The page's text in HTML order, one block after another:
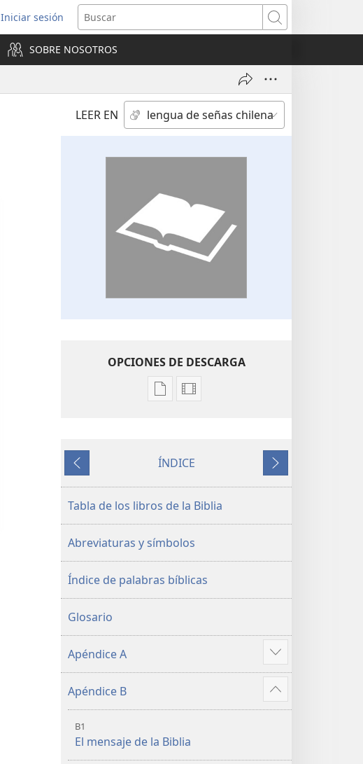
Iniciar sesión
(abre
una
nueva
ventana)
Buscar
SOBRE NOSOTROS
LEER EN
OPCIONES DE DESCARGA
Opciones
publicaciones
Biblia.
Traducción
Nuevo
Mundo
(revisión
del
Opciones
video
Biblia.
Traducción
Nuevo
Mundo
(revisión
del
Anterior
ÍNDICE
Siguiente
Tabla de los libros de la Biblia
Abreviaturas y símbolos
Índice de palabras bíblicas
Glosario
Apéndice A
Mostrar
más
Apéndice B
Mostrar
más
B1
El mensaje de la Biblia